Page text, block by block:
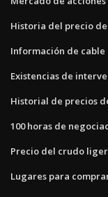
Historia del precio
Información de
Existencias de
Historial de precios
100 horas de
Precio del crudo
Lugares para